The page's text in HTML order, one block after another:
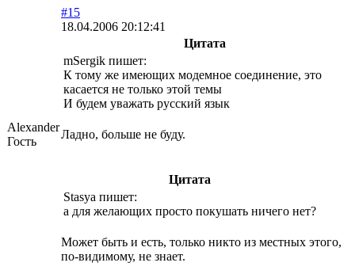
Alexander
Гость
#15
18.04.2006 20:12:41
Цитата
mSergik пишет:
К тому же имеющих модемное соединение, это
касается не только этой темы
И будем уважать русский язык
Ладно, больше не буду.
Цитата
Stasya пишет:
а для желающих просто покушать ничего нет?
Может быть и есть, только никто из местных этого,
по-видимому, не знает.